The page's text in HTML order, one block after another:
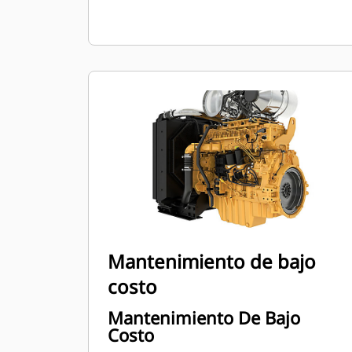
Mantenimiento de bajo
costo
Mantenimiento De Bajo
Costo